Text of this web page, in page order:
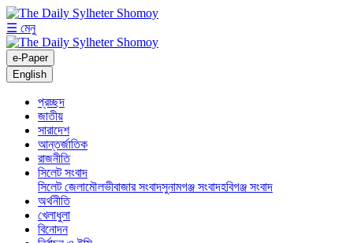
☰ মেনু
e-Paper
English
প্রচ্ছদ
জাতীয়
সারাদেশ
আন্তর্জাতিক
রাজনীতি
সিলেট সংবাদ
সিলেট জেলামৌলভীবাজার সংবাদসুনামগঞ্জ সংবাদহবিগঞ্জ সংবাদ
অর্থনীতি
খেলাধুলা
বিনোদন